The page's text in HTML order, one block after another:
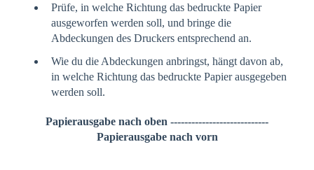
Prüfe, in welche Richtung das bedruckte Papier
ausgeworfen werden soll, und bringe die
Abdeckungen des Druckers entsprechend an.
Wie du die Abdeckungen anbringst, hängt davon ab,
in welche Richtung das bedruckte Papier ausgegeben
werden soll.
Papierausgabe nach oben ----------------------------
Papierausgabe nach vorn